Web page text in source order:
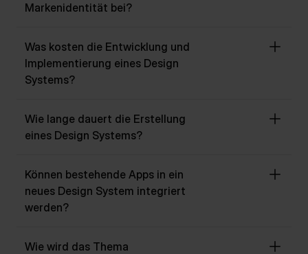
Markenidentität bei?
Was kosten die Entwicklung und
Implementierung eines Design
Systems?
Wie lange dauert die Erstellung
eines Design Systems?
Können bestehende Apps in ein
neues Design System integriert
werden?
Wie wird das Thema